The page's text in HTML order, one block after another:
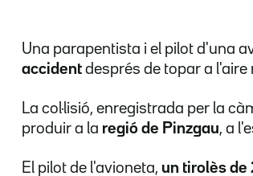
Una parapentista i el pilot d'una
accident després de topar a
La col·lisió, enregistrada per la
produir a la regió de Pinzgau, a
El pilot de l'avioneta, un tirolès de